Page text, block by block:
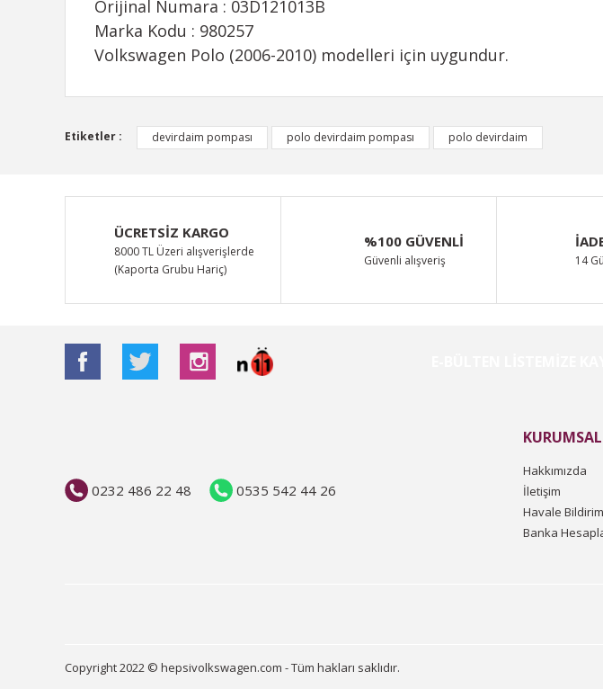
Orijinal Numara : 03D121013B
Marka Kodu : 980257
Volkswagen Polo (2006-2010) modelleri için uygundur.
Bu ürünün fiyat bilgisi, resim, ürün açıklamalarında ve diğer konularda yetersiz gördüğünüz
Görüş ve önerileriniz için teşekkür ederiz.
Ürün resmi kalitesiz, bozuk veya görüntülenemiyor.
Ürün açıklamasında eksik bilgiler bulunuyor.
Ürün bilgilerinde hatalar bulunuyor.
Ürün fiyatı diğer sitelerden daha pahalı.
Etiketler : devirdaim pompası polo devirdaim pompası polo devirdaim
ÜCRETSİZ KARGO
8000 TL Üzeri alışverişlerde
(Kaporta Grubu Hariç)
%100 GÜVENLİ
Güvenli alışveriş 14
0232 486 22 48 0535 542 44 26
KURUMSAL
Hakkımızda
İletişim
Havale
Banka
Copyright 2022 © hepsivolkswagen.com - Tüm hakları saklıdır.